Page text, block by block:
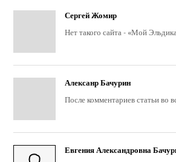
Сергей Жомир
Нет такого сайта - «Мой
Алексанр Бачурин
После комментариев статьи во
Евгения Александровна